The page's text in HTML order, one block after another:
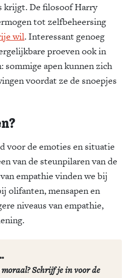
krijgt. De filosoof Harry
tot zelfbeheersing
wil. Interessant genoeg
proeven ook in
sommige apen kunnen zich
voordat ze de snoepjes
voor de emoties en situatie
van de steunpilaren van de
empathie vinden we bij
olifanten, mensapen en
niveaus van empathie,
Schrijf je in voor de